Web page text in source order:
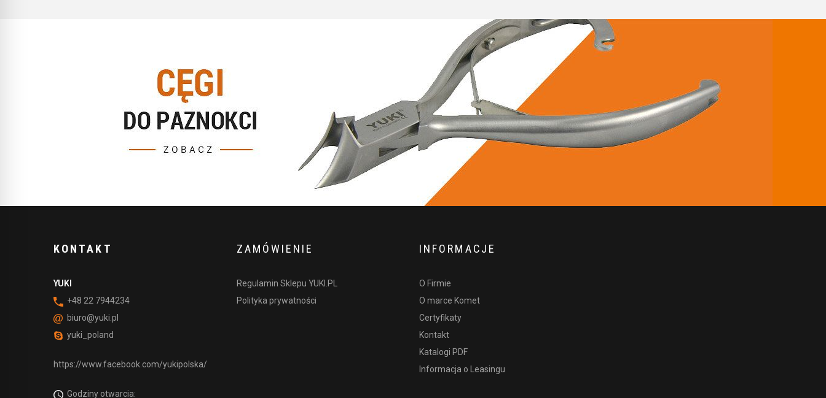
KONTAKT
YUKI
+48 22 7944234
biuro@yuki.pl
yuki_poland
https://www.facebook.com/yukipolska/
Godziny otwarcia:
ZAMÓWIENIE
Regulamin Sklepu YUKI.PL
Polityka prywatności
INFORMACJE
O Firmie
O marce Komet
Certyfikaty
Kontakt
Katalogi PDF
Informacja o Leasingu